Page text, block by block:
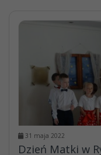
31 maja 2022
Dzień Matki w